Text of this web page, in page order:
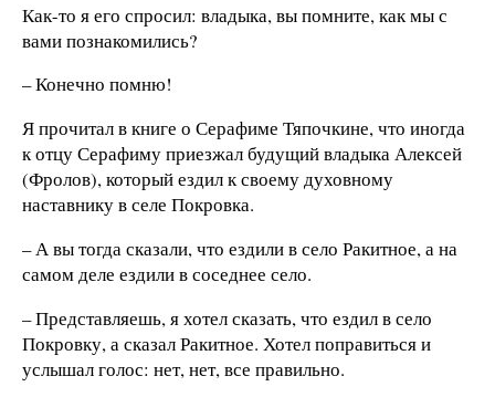
Как-то я его спросил: владыка, вы помните, как мы с
вами познакомились?
– Конечно помню!
Я прочитал в книге о Серафиме Тяпочкине, что иногда
к отцу Серафиму приезжал будущий владыка Алексей
(Фролов), который ездил к своему духовному
наставнику в селе Покровка.
– А вы тогда сказали, что ездили в село Ракитное, а на
самом деле ездили в соседнее село.
– Представляешь, я хотел сказать, что ездил в село
Покровку, а сказал Ракитное. Хотел поправиться и
услышал голос: нет, нет, все правильно.